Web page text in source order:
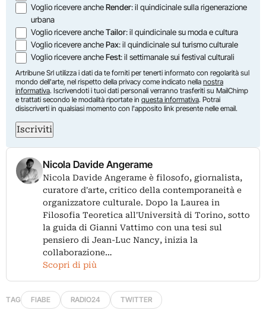
Voglio ricevere ancheRender: il quindicinale sulla rigenerazione
urbana
Voglio ricevere ancheTailor: il quindicinale su moda e cultura
Voglio ricevere anchePax: il quindicinale sul turismo culturale
Voglio ricevere ancheFest: il settimanale sui festival culturali
Artribune Srl utilizza i dati da te forniti per tenerti informato con regolarità sul
mondo dell'arte, nel rispetto della privacy come indicato nella nostra
informativa. Iscrivendoti i tuoi dati personali verranno trasferiti su MailChimp
e trattati secondo le modalità riportate in questa informativa. Potrai
disiscriverti in qualsiasi momento con l'apposito link presente nelle email.
Iscriviti
Nicola Davide Angerame
Nicola Davide Angerame è filosofo, giornalista,
curatore d'arte, critico della contemporaneità e
organizzatore culturale. Dopo la Laurea in
Filosofia Teoretica all'Università di Torino, sotto
la guida di Gianni Vattimo con una tesi sul
pensiero di Jean-Luc Nancy, inizia la
collaborazione…
Scopri di più
TAG FIABE RADIO24 TWITTER